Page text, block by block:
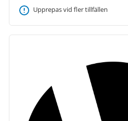
Upprepas vid fler tillfällen